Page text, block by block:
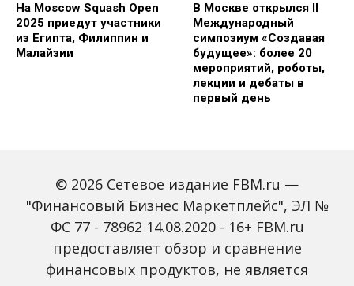
На Moscow Squash Open
2025 приедут участники
из Египта, Филиппин и
Малайзии
В Москве открылся II
Международный
симпозиум «Создавая
будущее»: более 20
мероприятий, роботы,
лекции и дебаты в
первый день
Зарплаты вырастут,
банки включат защиту
от мошенников: какие
Россиян предупредили
мошенников на фоне
© 2026 Сетевое издание FBM.ru —
"Финансовый Бизнес Маркетплейс", ЭЛ №
ФС 77 - 78962 14.08.2020 - 16+ FBM.ru
предоставляет обзор и сравнение
финансовых продуктов, не является